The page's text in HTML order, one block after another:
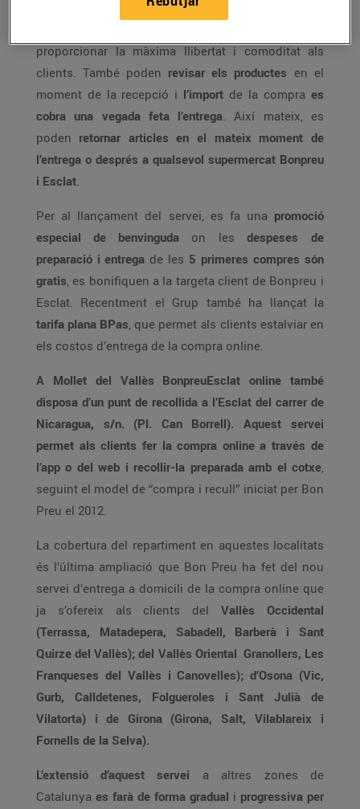
proporcionar la màxima llibertat i comoditat als
clients. També poden revisar els productes en el
moment de la recepció i l’import de la compra es
cobra una vegada feta l’entrega. Així mateix, es
poden retornar articles en el mateix moment de
l’entrega o després a qualsevol supermercat Bonpreu
i Esclat.
Per al llançament del servei, es fa una promoció
especial de benvinguda on les despeses de
preparació i entrega de les 5 primeres compres són
gratis, es bonifiquen a la targeta client de Bonpreu i
Esclat. Recentment el Grup també ha llançat la
tarifa plana BPas, que permet als clients estalviar en
els costos d’entrega de la compra online.
A Mollet del Vallès BonpreuEsclat online també
disposa d’un punt de recollida a l’Esclat del carrer de
Nicaragua, s/n. (Pl. Can Borrell). Aquest servei
permet als clients fer la compra online a través de
l’app o del web i recollir-la preparada amb el cotxe,
seguint el model de “compra i recull” iniciat per Bon
Preu el 2012.
La cobertura del repartiment en aquestes localitats
és l’última ampliació que Bon Preu ha fet del nou
servei d’entrega a domicili de la compra online que
ja s’ofereix als clients del Vallès Occidental
(Terrassa, Matadepera, Sabadell, Barberà i Sant
Quirze del Vallès); del Vallès Oriental Granollers, Les
Franqueses del Vallès i Canovelles); d’Osona (Vic,
Gurb, Calldetenes, Folgueroles i Sant Julià de
Vilatorta) i de Girona (Girona, Salt, Vilablareix i
Fornells de la Selva).
L’extensió d’aquest servei a altres zones de
Catalunya es farà de forma gradual i progressiva per